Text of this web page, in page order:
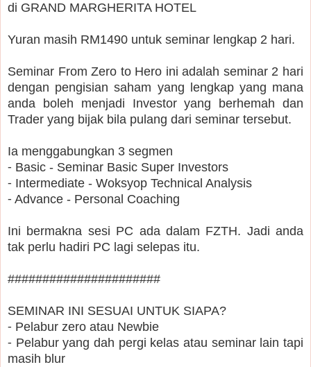
di GRAND MARGHERITA HOTEL
Yuran masih RM1490 untuk seminar lengkap 2 hari.
Seminar From Zero to Hero ini adalah seminar 2 hari
dengan pengisian saham yang lengkap yang mana
anda boleh menjadi Investor yang berhemah dan
Trader yang bijak bila pulang dari seminar tersebut.
Ia menggabungkan 3 segmen
⁃ Basic - Seminar Basic Super Investors
⁃ Intermediate - Woksyop Technical Analysis
⁃ Advance - Personal Coaching
Ini bermakna sesi PC ada dalam FZTH. Jadi anda
tak perlu hadiri PC lagi selepas itu.
######################
SEMINAR INI SESUAI UNTUK SIAPA?
⁃ Pelabur zero atau Newbie
⁃ Pelabur yang dah pergi kelas atau seminar lain tapi
masih blur